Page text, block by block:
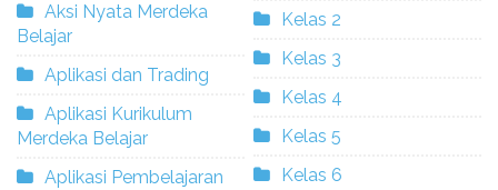
Aksi Nyata Merdeka
Belajar
Aplikasi dan Trading
Aplikasi Kurikulum
Merdeka Belajar
Aplikasi Pembelajaran
Kelas 2
Kelas 3
Kelas 4
Kelas 5
Kelas 6